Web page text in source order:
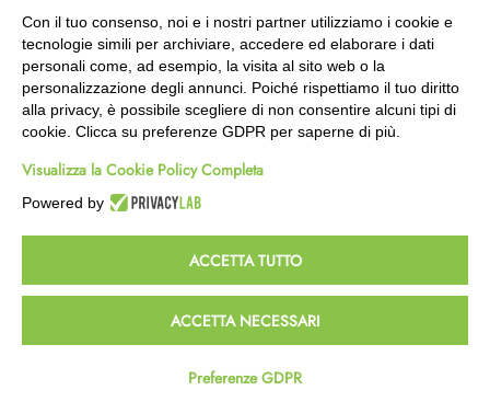
Fanano (MO)
059 8676485
349 9202419
388 8659473
info@cepgreen.com
Orario
Dal lunedì al venerdì
8:00 – 12:30 / 13:30 - 19:00
8:30 – 12:30 / 15:30 - 19:00
© 2023 Powered & Designed byPassepartout
Termini e Condizioni Privacy e Cookie Policy
Con il tuo consenso, noi e i nostri partner utilizziamo i cookie e
tecnologie simili per archiviare, accedere ed elaborare i dati
personali come, ad esempio, la visita al sito web o la
personalizzazione degli annunci. Poiché rispettiamo il tuo diritto
alla privacy, è possibile scegliere di non consentire alcuni tipi di
cookie. Clicca su preferenze GDPR per saperne di più.
Visualizza la Cookie Policy Completa
Powered by
ACCETTA TUTTO
ACCETTA NECESSARI
Preferenze GDPR